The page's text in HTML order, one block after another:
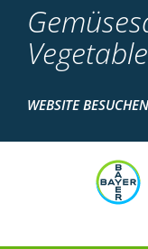
WEBSITE BESUCHEN